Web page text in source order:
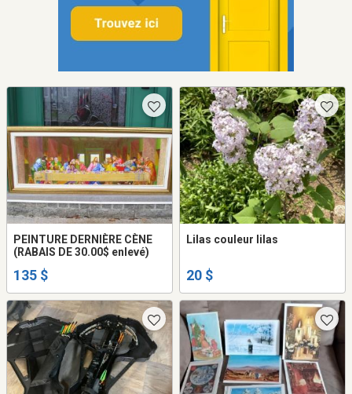
PEINTURE DERNIÈRE CÈNE
(RABAIS DE 30.00$ enlevé)
135 $
Lilas couleur lilas
20 $